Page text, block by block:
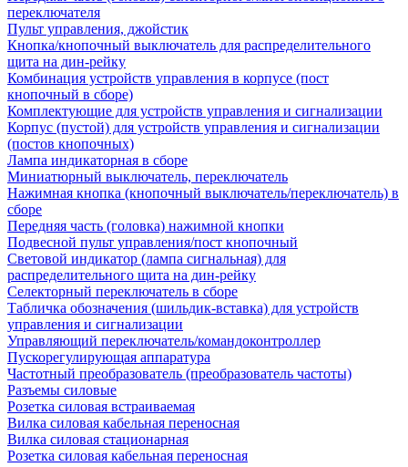
переключателя
Пульт управления, джойстик
Кнопка/кнопочный выключатель для распределительного
щита на дин-рейку
Комбинация устройств управления в корпусе (пост
кнопочный в сборе)
Комплектующие для устройств управления и сигнализации
Корпус (пустой) для устройств управления и сигнализации
(постов кнопочных)
Лампа индикаторная в сборе
Миниатюрный выключатель, переключатель
Нажимная кнопка (кнопочный выключатель/переключатель) в
сборе
Передняя часть (головка) нажимной кнопки
Подвесной пульт управления/пост кнопочный
Световой индикатор (лампа сигнальная) для
распределительного щита на дин-рейку
Селекторный переключатель в сборе
Табличка обозначения (шильдик-вставка) для устройств
управления и сигнализации
Управляющий переключатель/командоконтроллер
Пускорегулирующая аппаратура
Частотный преобразователь (преобразователь частоты)
Разъемы силовые
Розетка силовая встраиваемая
Вилка силовая кабельная переносная
Вилка силовая стационарная
Розетка силовая кабельная переносная